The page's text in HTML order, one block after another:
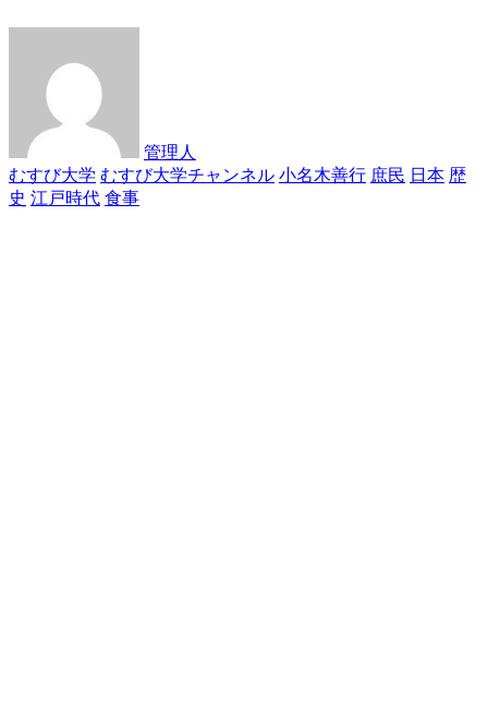
管理人
むすび大学 むすび大学チャンネル 小名木善行 庶民 日本 歴
史 江戸時代 食事